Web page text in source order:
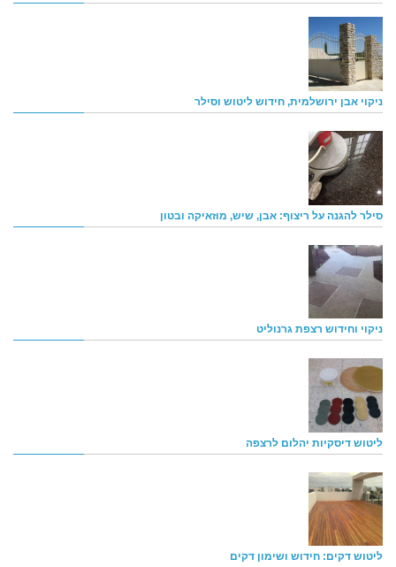
ניקוי אבן ירושלמית, חידוש ליטוש וסילר
סילר להגנה על ריצוף: אבן, שיש, מוזאיקה ובטון
ניקוי וחידוש רצפת גרנוליט
ליטוש דיסקיות יהלום לרצפה
ליטוש דקים: חידוש ושימון דקים